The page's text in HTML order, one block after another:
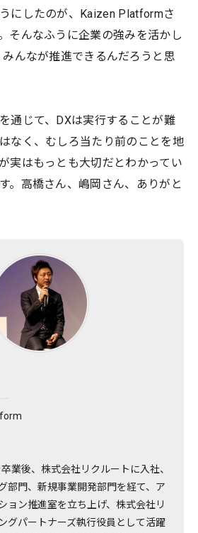
にしたのが、Kaizen Platformさ
そんなふうに企業の強みを活かし
んなが推進できるんだろうと思
通じて、DXは実行することが難
なく、むしろ当たり前のことを地
実はもっとも大切だとわかってい
。高橋さん、嶋岡さん、ありがと
業後、株式会社リクルートに入社、
部門、新規事業開発部門を経て、ア
ョン推進室を立ち上げ、株式会社リ
グパートナーズ執行役員として活躍